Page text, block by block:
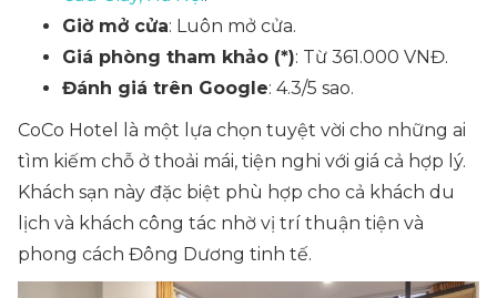
Giờ mở cửa: Luôn mở cửa.
Giá phòng tham khảo (*): Từ 361.000 VNĐ.
Đánh giá trên Google: 4.3/5 sao.
CoCo Hotel là một lựa chọn tuyệt vời cho những ai
tìm kiếm chỗ ở thoải mái, tiện nghi với giá cả hợp lý.
Khách sạn này đặc biệt phù hợp cho cả khách du
lịch và khách công tác nhờ vị trí thuận tiện và
phong cách Đông Dương tinh tế.